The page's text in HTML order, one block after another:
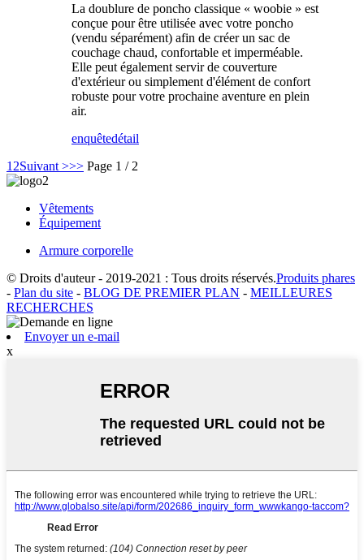
La doublure de poncho classique « woobie » est
conçue pour être utilisée avec votre poncho
(vendu séparément) afin de créer un sac de
couchage chaud, confortable et imperméable.
Elle peut également servir de couverture
d'extérieur ou simplement d'élément de confort
robuste pour votre prochaine aventure en plein
air.
enquêtedétail
1 2Suivant >>> Page 1 / 2
Vêtements
Équipement
Armure corporelle
© Droits d'auteur - 2019-2021 : Tous droits réservés.Produits phares
- Plan du site - BLOG DE PREMIER PLAN - MEILLEURES
RECHERCHES
Envoyer un e-mail
x